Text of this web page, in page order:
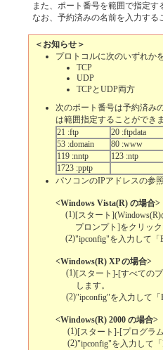
また、ポート番号を範囲で指定
なお、予約済みの名前を入力する
＜お知らせ＞
プロトコルに次のいずれか
TCP
UDP
TCPとUDP両方
次のポート番号は予約済み
は範囲指定することができ
21 :ftp
20 :ftpdata
53 :domain
80 :www
119 :nntp
123 :ntp
1723 :pptp
パソコンのIPアドレスの参
<Windows Vista(R) の場合>
(1)[スタート
プロンプト]をクリック
(2)"ipconfig"を入力して「
<Windows(R) XP の場合>
(1)[スタート]-[すべての
します。
(2)"ipconfig"を入力して「
<Windows(R) 2000 の場合>
(1)[スタート]-[プログラ
(2)"ipconfig"を入力して「